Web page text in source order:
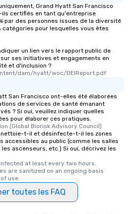
along the way
ensuring there is
several renowned
and your guests
at a typical corporate
a way to try some of
in the city and dive
cuisines and dishes.
selected dishes are
high standards to
from Day to Night
business hours or
Grand Hyatt San Francisco
certifiés en tant qu'entreprise
par des personnes issues de la diversité
catégories pour lesquelles vous êtes
un lien vers le rapport public de
ses initiatives et engagements en
et d'inclusion ?
dam/hyatt/woc/DEIReport.pdf
San Francisco ont-elles été élaborées
de services de santé émanant
? Si oui, veuillez indiquer quelles
pour élaborer ces pratiques.
(Global Biorisk Advisory Council)
nettoie-t-il et désinfecte-t-il les zones
accessibles au public (comme les salles
ascenseurs, etc.) Si oui, décrivez les
at least every two hours.
are sanitized on an ongoing basis
use.
toutes les FAQ